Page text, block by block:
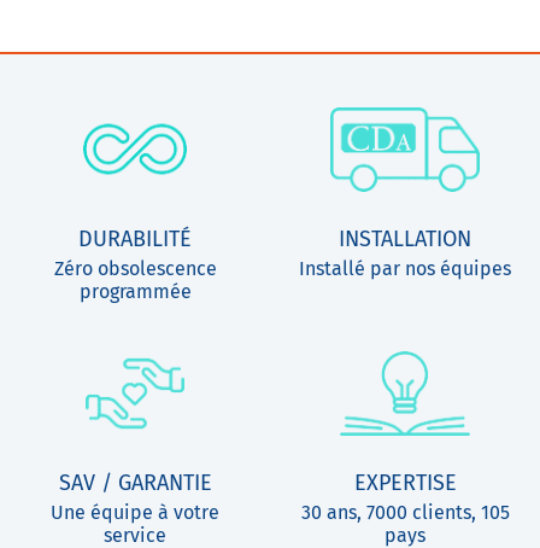
DURABILITÉ
Zéro obsolescence
programmée
INSTALLATION
Installé par nos équipes
SAV / GARANTIE
Une équipe à votre
service
EXPERTISE
30 ans, 7000 clients, 105
pays